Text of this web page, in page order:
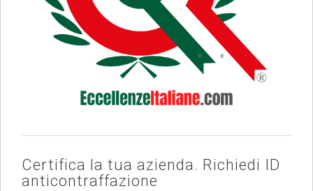
Certifica la tua azienda. Richiedi ID
anticontraffazione